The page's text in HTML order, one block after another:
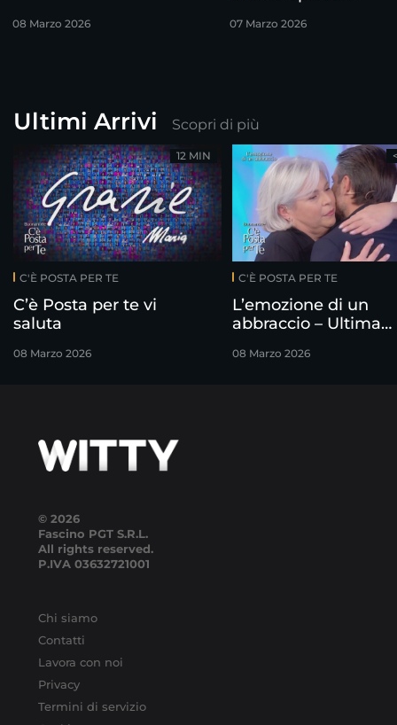
08 Marzo 2026 07 Marzo 2026
Ultimi Arrivi Scopri di più
C'È POSTA PER TE
C’è Posta per te vi
saluta
08 Marzo 2026
12 MIN
C'È POSTA PER TE
L’emozione di un
abbraccio – Ultima
08 Marzo 2026
© 2026
Fascino PGT S.R.L.
All rights reserved.
P.IVA 03632721001
Chi siamo
Contatti
Lavora con noi
Privacy
Termini di servizio